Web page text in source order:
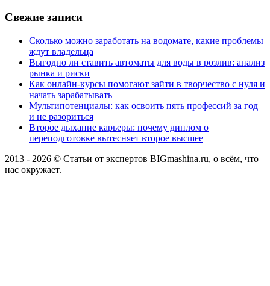
Свежие записи
Cколько можно заработать на водомате, какие проблемы
ждут владельца
Выгодно ли ставить автоматы для воды в розлив: анализ
рынка и риски
Как онлайн-курсы помогают зайти в творчество с нуля и
начать зарабатывать
Мультипотенциалы: как освоить пять профессий за год
и не разориться
Второе дыхание карьеры: почему диплом о
переподготовке вытесняет второе высшее
2013 - 2026 © Статьи от экспертов BIGmashina.ru, о всём, что
нас окружает.